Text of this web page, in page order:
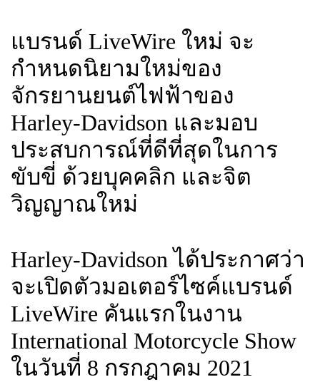
แบรนด์ LiveWire ใหม่ จะ
กำหนดนิยามใหม่ของ
จักรยานยนต์ไฟฟ้าของ
Harley-Davidson และมอบ
ประสบการณ์ที่ดีที่สุดในการ
ขับขี่ ด้วยบุคคลิก และจิต
วิญญาณใหม่
Harley-Davidson ได้ประกาศว่า
จะเปิดตัวมอเตอร์ไซค์แบรนด์
LiveWire คันแรกในงาน
International Motorcycle Show
ในวันที่ 8 กรกฎาคม 2021